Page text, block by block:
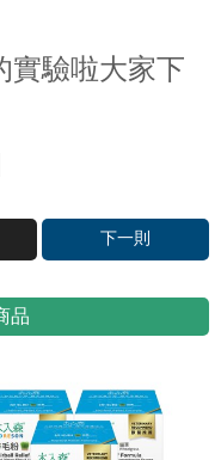
實驗啦大家下
下一則
品